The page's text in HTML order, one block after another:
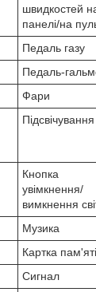
швидкостей
панелі/на
Педаль газу
Педаль-
Фари
Підсвічування
Кнопка
увімкнення/
вимкнення
Музика
Картка пам'яті
Сигнал